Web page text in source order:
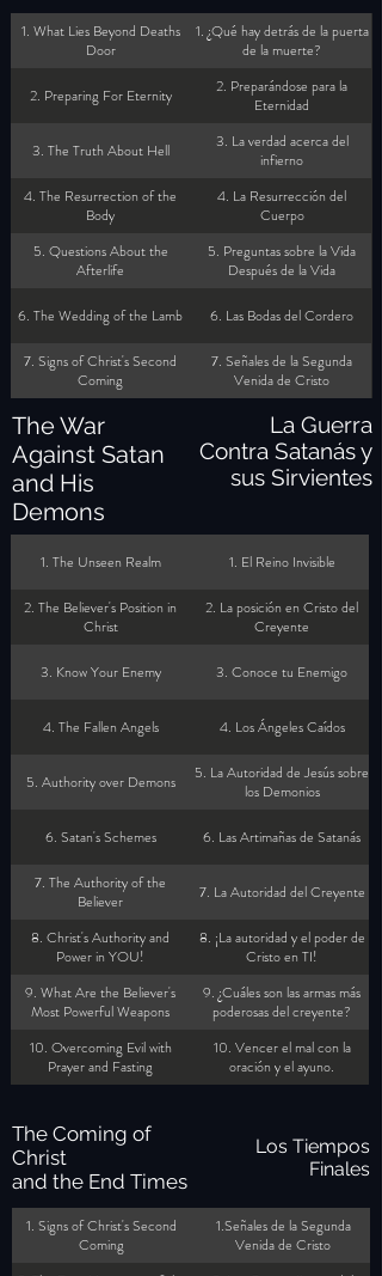
1. What Lies Beyond Deaths
Door
1. ¿Qué hay detrás de la puerta
de la muerte?
2. Preparing For Eternity
2. Preparándose para la
Eternidad
3. The Truth About Hell
3. La verdad acerca del
infierno
4. The Resurrection of the
Body
4. La Resurrección del
Cuerpo
5. Questions About the
Afterlife
5. Preguntas sobre la Vida
Después de la Vida
6. The Wedding of the Lamb 6. Las Bodas del Cordero
7. Signs of Christ's Second
Coming
7. Señales de la Segunda
Venida de Cristo
The War
Against Satan
and His
Demons
La Guerra
Contra Satanás y
sus Sirvientes
1. The Unseen Realm 1. El Reino Invisible
2. The Believer's Position in
Christ
2. La posición en Cristo del
Creyente
3. Know Your Enemy 3. Conoce tu Enemigo
4. The Fallen Angels 4. Los Ángeles Caídos
5. Authority over Demons
5. La Autoridad de Jesús sobre
los Demonios
6. Satan's Schemes 6. Las Artimañas de Satanás
7. The Authority of the
Believer
7. La Autoridad del Creyente
8. Christ's Authority and
Power in YOU!
8. ¡La autoridad y el poder de
Cristo en TI!
9. What Are the Believer's
Most Powerful Weapons
9. ¿Cuáles son las armas más
poderosas del creyente?
10. Overcoming Evil with
Prayer and Fasting
10. Vencer el mal con la
oración y el ayuno.
The Coming of
Christ
and the End Times
Los Tiempos
Finales
1. Signs of Christ's Second
Coming
1.Señales de la Segunda
Venida de Cristo